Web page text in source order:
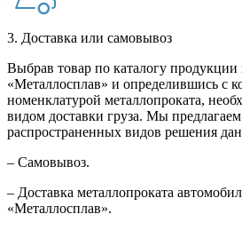
3. Доставка или самовывоз
Выбрав товар по каталогу
«Металлосплав» и определившись с
номенклатурой металлопроката,
видом доставки груза. Мы
распространенных видов решения
– Самовывоз.
– Доставка металлопроката
«Металлосплав».